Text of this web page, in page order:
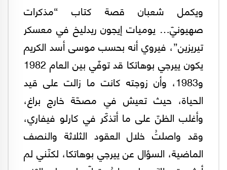
ويكمل شعبان قصة كتاب “مذكرات
صهيونيّ… يوميات إيجون ريدليخ في معسكر
تيريزين”، فيروي أنه بحسب موسى أسد الكريم
يكون ييرجي بوهاتكا قد توفّي بين العام 1982
و1983، وأن زوجته كانت ما زالت على قيد
الحياة، حيث تعيش في مصحّة خارج براغ،
وأغلب الظنّ على ما أتذكّر في كارلو فيفاري،
وقد واصلتُ خلال العقود الثلاثة والنصف
الماضية، السؤال عن ييرجي بوهاتكا، لكنّني لم